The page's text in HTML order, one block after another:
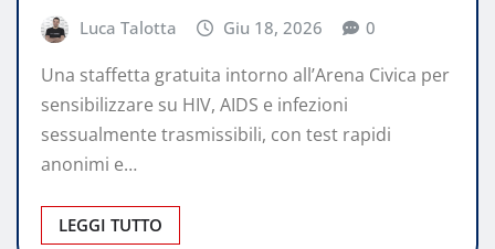
Luca Talotta Giu 18, 2026 0
Una staffetta gratuita intorno all’Arena Civica per
sensibilizzare su HIV, AIDS e infezioni
sessualmente trasmissibili, con test rapidi
anonimi e…
LEGGI TUTTO